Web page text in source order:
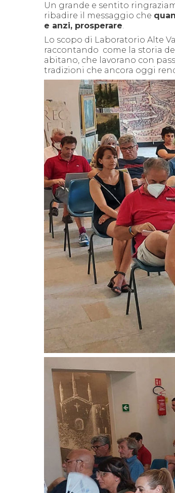
Un grande e sentito
ribadire il messaggio che
e anzi, prosperare.
Lo scopo di Laboratorio Alte
raccontando come la storia
abitano, che lavorano con
tradizioni che ancora oggi